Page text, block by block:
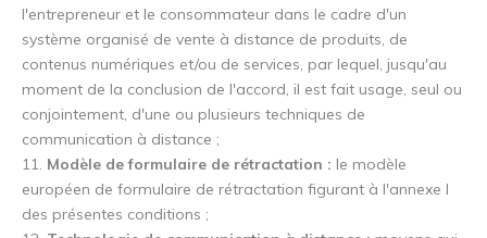
l'entrepreneur et le consommateur dans le cadre d'un
système organisé de vente à distance de produits, de
contenus numériques et/ou de services, par lequel, jusqu'au
moment de la conclusion de l'accord, il est fait usage, seul ou
conjointement, d'une ou plusieurs techniques de
communication à distance ;
11. Modèle de formulaire de rétractation : le modèle
européen de formulaire de rétractation figurant à l'annexe I
des présentes conditions ;